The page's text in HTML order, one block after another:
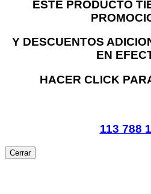
ESTE PRODUCTO
Y DESCUENTOS
EN
HACER CLICK
113 788
Cerrar